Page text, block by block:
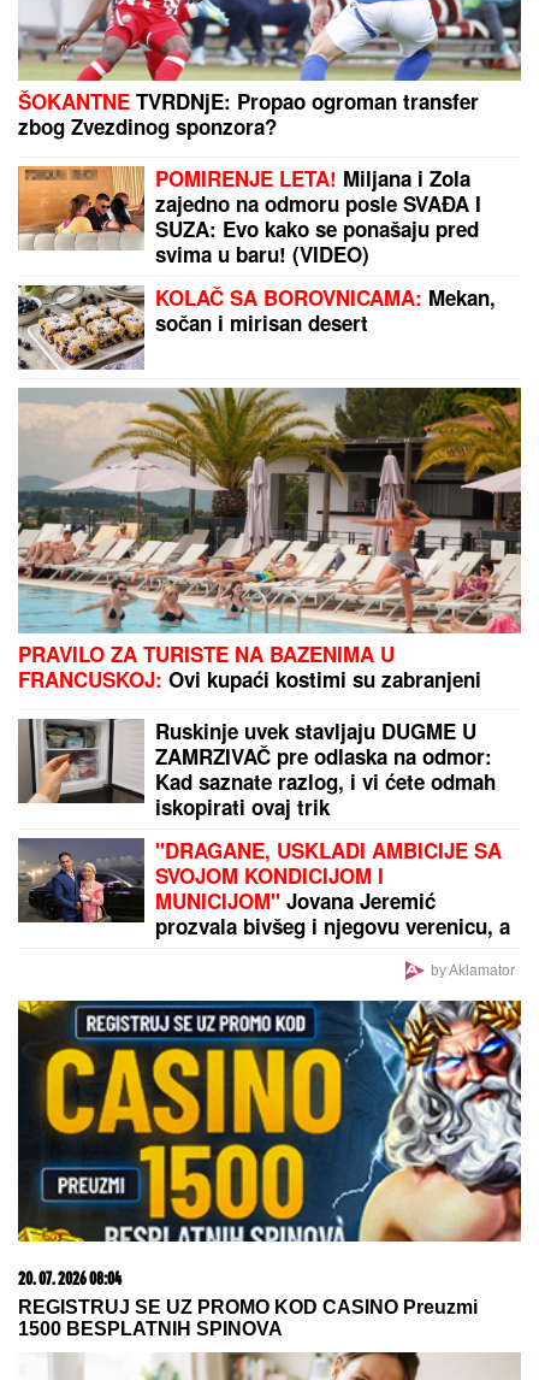
"OLOŠI JEDNI, MONSTRUMI"Aneli udarila na
Mustafu i Mevlidu, on se uključio u program uživo -
HAOS ISPRED PINKOVOG STUDIJA: Nerio i Hana
"UDARILI" na Aneli, spremili sve dokaze protiv nje!
"Jedini je rekao "NEĆU NIKAD!" Jovana Jeremić
ZAPLAKALA pred kamerama ZBOG BIZNISMENA:
Javno je PONIZIO, a onda potezom iznenadio
javnost!
PREPORUKA ZA VAS
Danas je praznik USPENJA SVETE ANE, majke
URADE OVO za potomstvo i harmoničan brak